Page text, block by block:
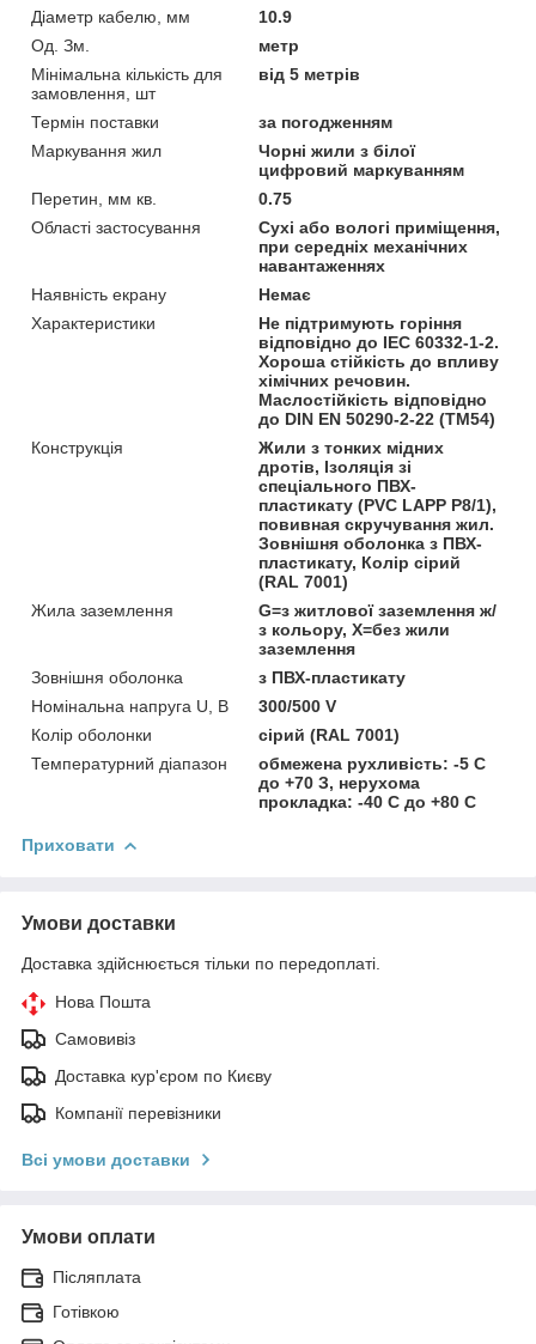
Діаметр кабелю, мм
10.9
Од. Зм.
метр
Мінімальна кількість для
замовлення, шт
від 5 метрів
Термін поставки
за погодженням
Маркування жил
Чорні жили з білої
цифровий маркуванням
Перетин, мм кв.
0.75
Області застосування
Сухі або вологі приміщення,
при середніх механічних
навантаженнях
Наявність екрану
Немає
Характеристики
Не підтримують горіння
відповідно до IEC 60332-1-2.
Хороша стійкість до впливу
хімічних речовин.
Маслостійкість відповідно
до DIN EN 50290-2-22 (TM54)
Конструкція
Жили з тонких мідних
дротів, Ізоляція зі
спеціального ПВХ-
пластикату (PVC LAPP P8/1),
повивная скручування жил.
Зовнішня оболонка з ПВХ-
пластикату, Колір сірий
(RAL 7001)
Жила заземлення
G=з житлової заземлення ж/
з кольору, Х=без жили
заземлення
Зовнішня оболонка
з ПВХ-пластикату
Номінальна напруга U, В
300/500 V
Колір оболонки
сірий (RAL 7001)
Температурний діапазон
обмежена рухливість: -5 С
до +70 З, нерухома
прокладка: -40 С до +80 С
Приховати
Умови доставки
Доставка здійснюється тільки по передоплаті.
Нова Пошта
Самовивіз
Доставка кур'єром по Києву
Компанії перевізники
Всі умови доставки
Умови оплати
Післяплата
Готівкою